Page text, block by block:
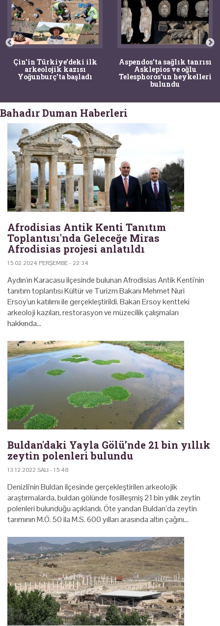
Çin'in Türkiye'deki ilk
arkeolojik kazısı
Yoğunburç'ta başladı
Aspendos'ta sağlık tanrısı
Asklepios ve oğlu
Telesphoros'un heykelleri
bulundu
Bahadır Duman Haberleri
Afrodisias Antik Kenti Tanıtım
Toplantısı'nda Geleceğe Miras
Afrodisias projesi anlatıldı
15.02.2024 PERŞEMBE - 22:34
Aydın'ın Karacasu ilçesinde bulunan Afrodisias Antik Kenti'nin
tanıtım toplantısı Kültür ve Turizm Bakanı Mehmet Nuri
Ersoy'un katılımı ile gerçekleştirildi. Bakan Ersoy kentteki
arkeoloji kazıları, restorasyon ve müzecilik çalışmaları
hakkında…
Buldan'daki Yayla Gölü’nde 21 bin yıllık
zeytin polenleri bulundu
13.12.2022 SALI - 15:48
Denizli'nin Buldan ilçesinde gerçekleştirilen arkeolojik
araştırmalarda, buldan gölünde fosilleşmiş 21 bin yıllık zeytin
polenleri bulunduğu açıklandı. Öte yandan Buldan’da zeytin
tarımının M.Ö. 50 ila M.S. 600 yılları arasında altın çağını…